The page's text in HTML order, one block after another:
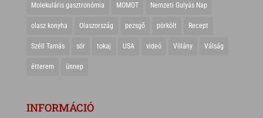
Molekuláris gasztronómia MOMOT Nemzeti Gulyás Nap
olasz konyha Olaszország pezsgő pörkölt Recept
Széll Tamás sör tokaj USA videó Villány Válság
étterem ünnep
INFORMÁCIÓ